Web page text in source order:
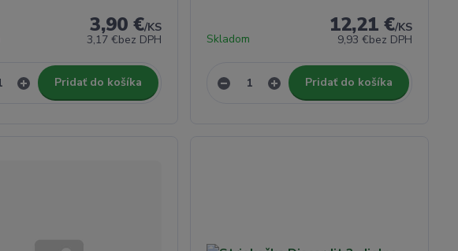
3,90 €/KS
3,17 €bez DPH
Pridať do košíka
12,21 €/KS
9,93 €bez DPH
Skladom
Pridať do košíka